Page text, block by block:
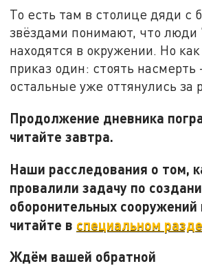
То есть там в столице дяди с
звёздами понимают, что люди
находятся в окружении. Но
приказ один: стоять
остальные уже оттянулись за
Продолжение дневника
читайте завтра.
Наши расследования о том,
провалили задачу по
оборонительных сооружений
читайте в специальном
Ждём вашей обратной